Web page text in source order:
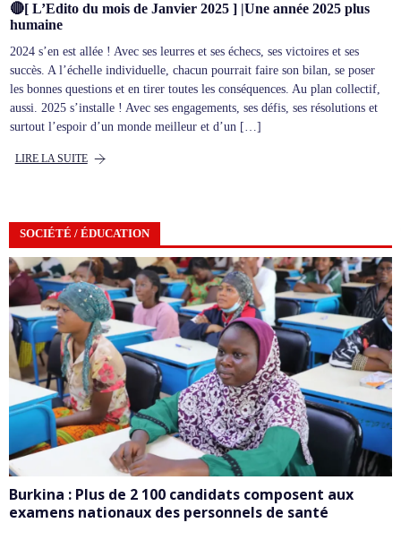
🔴[ L’Edito du mois de Janvier 2025 ] |Une année 2025 plus
humaine
2024 s’en est allée ! Avec ses leurres et ses échecs, ses victoires et ses
succès. A l’échelle individuelle, chacun pourrait faire son bilan, se poser
les bonnes questions et en tirer toutes les conséquences. Au plan collectif,
aussi. 2025 s’installe ! Avec ses engagements, ses défis, ses résolutions et
surtout l’espoir d’un monde meilleur et d’un […]
LIRE LA SUITE
SOCIÉTÉ / ÉDUCATION
Burkina : Plus de 2 100 candidats composent aux
examens nationaux des personnels de santé